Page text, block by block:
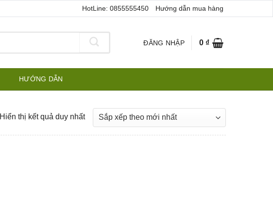
HotLine: 0855555450 Hướng dẫn mua hàng
ĐĂNG NHẬP 0 ₫
HƯỚNG DẪN
Hiển thị kết quả duy nhất